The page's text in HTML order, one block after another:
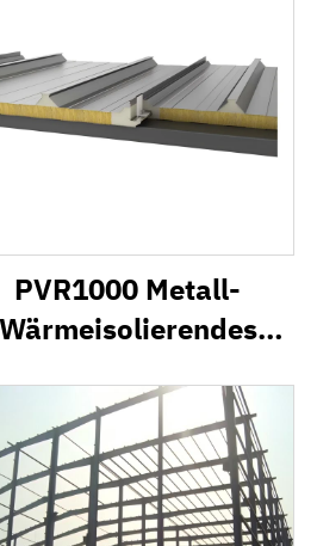
PVR1000 Metall-
Wärmeisolierendes